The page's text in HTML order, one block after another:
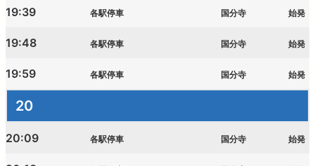
19:39 各駅停車 国分寺 始発
19:48 各駅停車 国分寺 始発
19:59 各駅停車 国分寺 始発
20
20:09 各駅停車 国分寺 始発